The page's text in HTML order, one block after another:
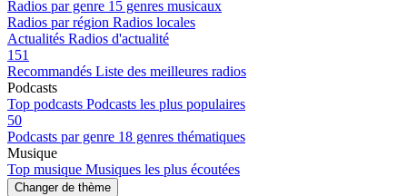
Radios par genre 15 genres musicaux
Radios par région Radios locales
Actualités Radios d'actualité
151
Recommandés Liste des meilleures radios
Podcasts
Top podcasts Podcasts les plus populaires
50
Podcasts par genre 18 genres thématiques
Musique
Top musique Musiques les plus écoutées
Changer de thème